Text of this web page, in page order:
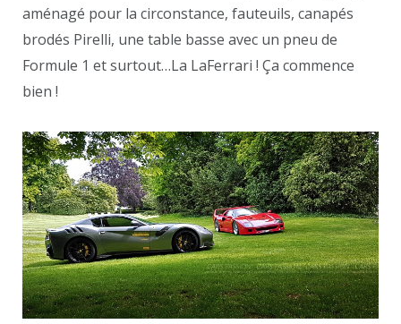
aménagé pour la circonstance, fauteuils, canapés
brodés Pirelli, une table basse avec un pneu de
Formule 1 et surtout…La LaFerrari ! Ça commence
bien !